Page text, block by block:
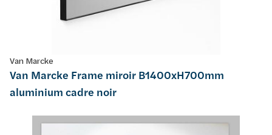
Van Marcke
Van Marcke Frame miroir B1400xH700mm
aluminium cadre noir